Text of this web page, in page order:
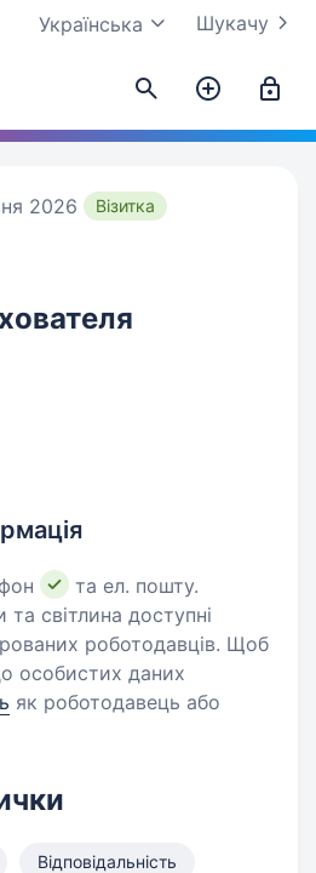
Шукачу
Українська
2026 Візитка
та ел. пошту.
світлина доступні
роботодавців. Щоб
особистих даних
як роботодавець або
Відповідальність